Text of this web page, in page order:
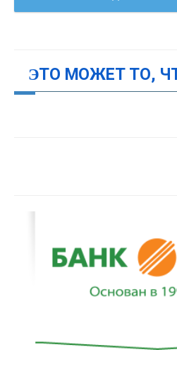
ЭТО МОЖЕТ ТО,